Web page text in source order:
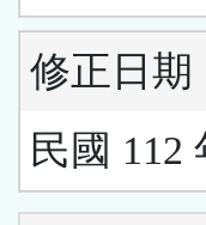
修正日期
民國 112